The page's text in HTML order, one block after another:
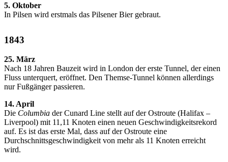
5. Oktober
In Pilsen wird erstmals das Pilsener Bier gebraut.
1843
25. März
Nach 18 Jahren Bauzeit wird in London der erste Tunnel, der einen
Fluss unterquert, eröffnet. Den Themse-Tunnel können allerdings
nur Fußgänger passieren.
14. April
Die Columbia der Cunard Line stellt auf der Ostroute (Halifax –
Liverpool) mit 11,11 Knoten einen neuen Geschwindigkeitsrekord
auf. Es ist das erste Mal, dass auf der Ostroute eine
Durchschnittsgeschwindigkeit von mehr als 11 Knoten erreicht
wird.